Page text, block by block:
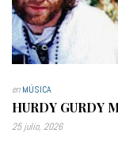
enMÚSICA
HURDY GURDY
25 julio, 2026